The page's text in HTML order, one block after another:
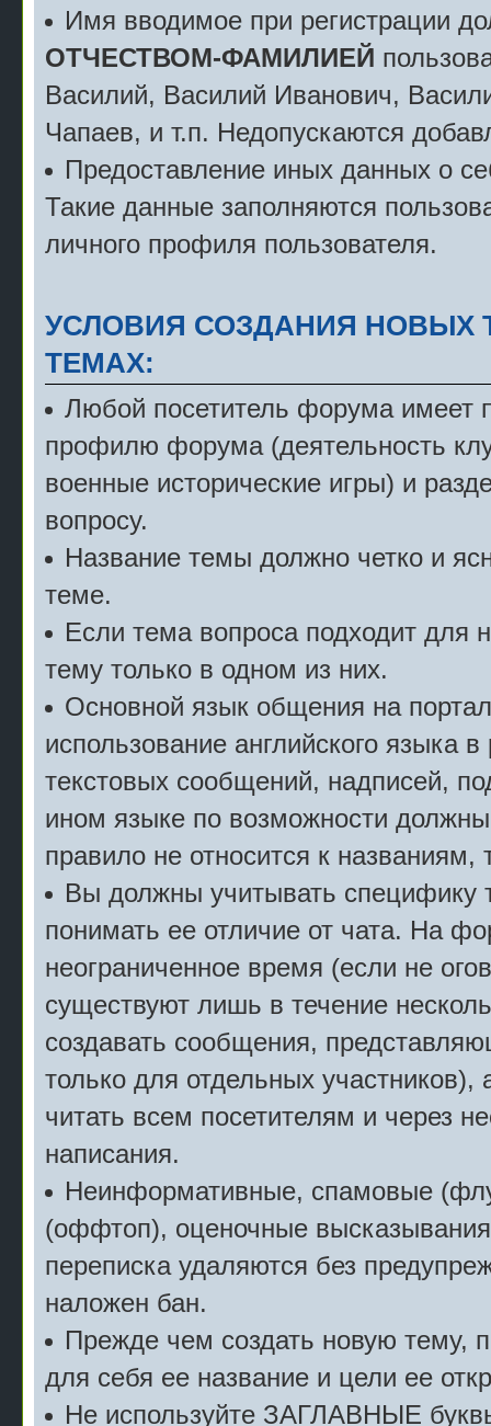
Имя вводимое при регистрации
ОТЧЕСТВОМ-ФАМИЛИЕЙ
Василий, Василий Иванович,
Чапаев, и т.п. Недопускаются
Предоставление иных данных о
Такие данные заполняются
личного профиля пользователя.
УСЛОВИЯ СОЗДАНИЯ НОВЫХ
ТЕМАХ:
Любой посетитель форума имеет
профилю форума (деятельность
военные исторические игры) и
вопросу.
Название темы должно четко и
теме.
Если тема вопроса подходит для
тему только в одном из них.
Основной язык общения на
использование английского языка
текстовых сообщений, надписей,
ином языке по возможности
правило не относится к
Вы должны учитывать
понимать ее отличие от чата. На
неограниченное время (если не
существуют лишь в течение
создавать сообщения,
только для отдельных
читать всем посетителям и через
написания.
Неинформативные, спамовые
(оффтоп), оценочные
переписка удаляются без
наложен бан.
Прежде чем создать новую тему,
для себя ее название и цели ее
Не используйте ЗАГЛАВНЫЕ